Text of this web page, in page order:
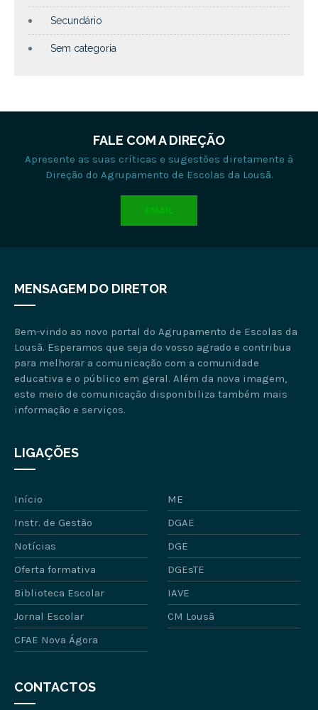
Secundário
Sem categoria
FALE COM A DIREÇÃO
Apresente as suas críticas e sugestões diretamente à
Direção do Agrupamento de Escolas da Lousã.
EMAIL
MENSAGEM DO DIRETOR
Bem-vindo ao novo portal do Agrupamento de Escolas da
Lousã. Esperamos que seja do vosso agrado e contribua
para melhorar a comunicação com a comunidade
educativa e o público em geral. Além da nova imagem,
este meio de comunicação disponibiliza também mais
informação e serviços.
LIGAÇÕES
Início
ME
Instr. de Gestão
DGAE
Notícias
DGE
Oferta formativa
DGEsTE
Biblioteca Escolar
IAVE
Jornal Escolar
CM Lousã
CFAE Nova Ágora
CONTACTOS